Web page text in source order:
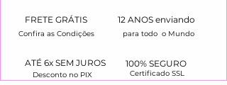
FRETE GRÁTIS
Confira as Condições
ATÉ 6x SEM JUROS
Desconto no PIX
12 ANOS enviando
para todo o Mundo
100% SEGURO
Certificado SSL